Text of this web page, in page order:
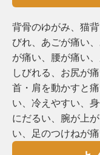
背骨のゆがみ、猫
びれ、あごが痛い
が痛い、腰が痛い
しびれる、お尻が
首・肩を動かすと
い、冷えやすい、
にだるい、腕が上
い、⾜のつけねが